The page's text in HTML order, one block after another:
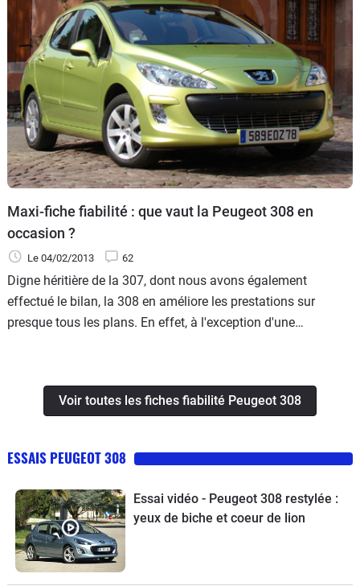
Maxi-fiche fiabilité : que vaut la Peugeot 308 en
occasion ?
Le 04/02/2013 62
Digne héritière de la 307, dont nous avons également
effectué le bilan, la 308 en améliore les prestations sur
presque tous les plans. En effet, à l'exception d'une
modernes. Elle améliore encore, et c'était une gageure, ses
qualités routières avec un comportement routier encore plus
conduire du marché. Elle bénéficie en outre de plusieurs
variantes de carrosserie (un break SW, un coupé-cabriolet
CC) à même de satisfaire une large clientèle, tandis qu'une
version GTI vient coiffer (un peu) sportivement la
gamme.Quant à la fiabilité, elle est elle aussi en amélioration,
ce qui cette fois-ci était plutôt facile par rapport à la 307,
Voir toutes les fiches fiabilité Peugeot 308
ESSAIS PEUGEOT 308
Essai vidéo - Peugeot 308 restylée :
yeux de biche et coeur de lion